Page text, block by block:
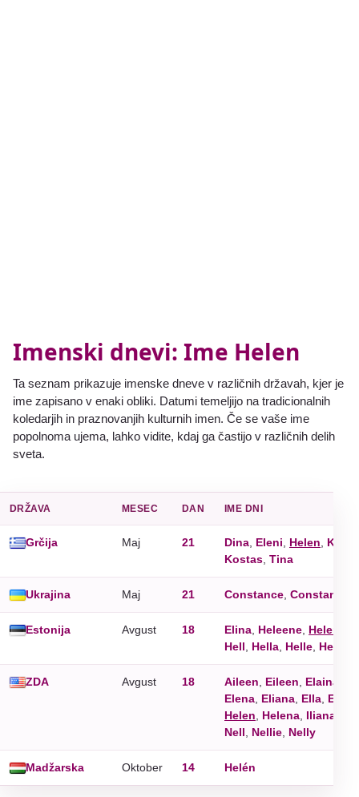
Imenski dnevi: Ime Helen
Ta seznam prikazuje imenske dneve v različnih državah, kjer je
ime zapisano v enaki obliki. Datumi temeljijo na tradicionalnih
koledarjih in praznovanjih kulturnih imen. Če se vaše ime
popolnoma ujema, lahko vidite, kdaj ga častijo v različnih delih
sveta.
DRŽAVA MESEC DAN IME DNI
Grčija Maj 21 Dina Eleni Helen
Kostas Tina
Ukrajina Maj 21 Constance Constantine
Estonija Avgust 18 Elina Heleene Helen
Hell
Hella Helle Hellen
ZDA Avgust 18 Aileen Eileen Elaina
Elena Eliana Ella Elle
Helen
Helena Iliana
Nell
Nellie Nelly
Madžarska Oktober 14 Helén